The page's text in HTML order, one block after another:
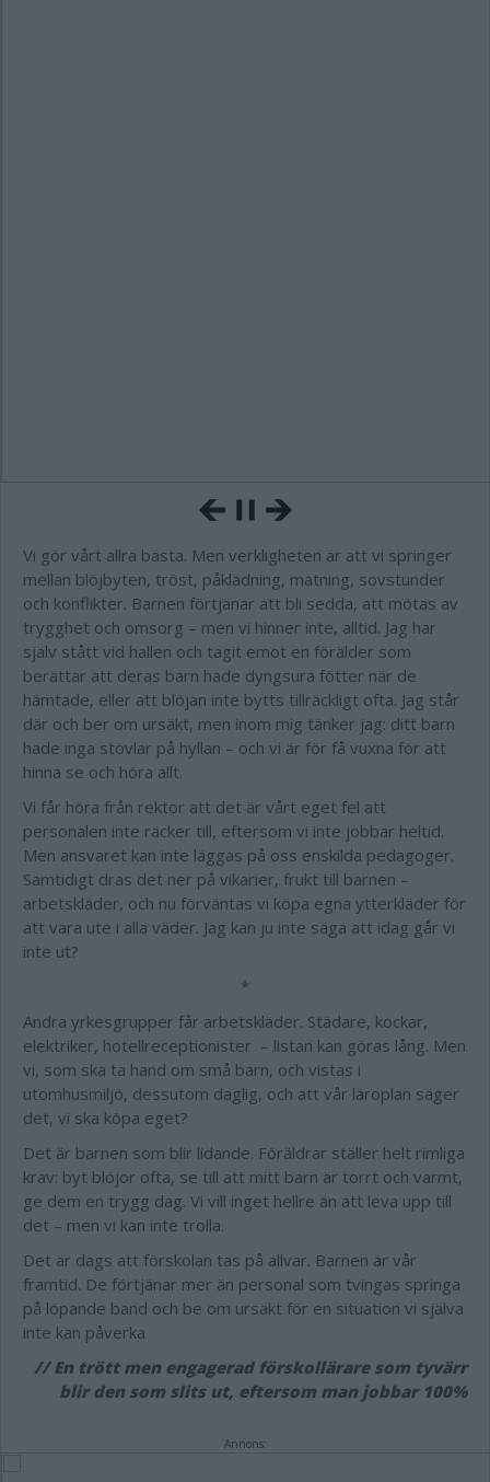
Vi gör vårt allra bästa. Men verkligheten är att vi springer
mellan blöjbyten, tröst, påklädning, matning, sovstunder
och konflikter. Barnen förtjänar att bli sedda, att mötas av
trygghet och omsorg – men vi hinner inte, alltid. Jag har
själv stått vid hallen och tagit emot en förälder som
berättar att deras barn hade dyngsura fötter när de
hämtade, eller att blöjan inte bytts tillräckligt ofta. Jag står
där och ber om ursäkt, men inom mig tänker jag: ditt barn
hade inga stövlar på hyllan – och vi är för få vuxna för att
hinna se och höra allt.
Vi får höra från rektor att det är vårt eget fel att
personalen inte räcker till, eftersom vi inte jobbar heltid.
Men ansvaret kan inte läggas på oss enskilda pedagoger.
Samtidigt dras det ner på vikarier, frukt till barnen –
arbetskläder, och nu förväntas vi köpa egna ytterkläder för
att vara ute i alla väder. Jag kan ju inte säga att idag går vi
inte ut?
*
Andra yrkesgrupper får arbetskläder. Städare, kockar,
elektriker, hotellreceptionister – listan kan göras lång. Men
vi, som ska ta hand om små barn, och vistas i
utomhusmiljö, dessutom daglig, och att vår läroplan säger
det, vi ska köpa eget?
Det är barnen som blir lidande. Föräldrar ställer helt rimliga
krav: byt blöjor ofta, se till att mitt barn är torrt och varmt,
ge dem en trygg dag. Vi vill inget hellre än att leva upp till
det – men vi kan inte trolla.
Det är dags att förskolan tas på allvar. Barnen är vår
framtid. De förtjänar mer än personal som tvingas springa
på löpande band och be om ursäkt för en situation vi själva
inte kan påverka
// En trött men engagerad förskollärare som tyvärr
blir den som slits ut, eftersom man jobbar 100%
Annons: